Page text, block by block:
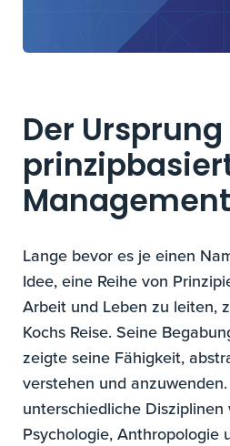
Der
Lange bevor es je einen
Idee, eine Reihe von
Arbeit und Leben zu leiten,
Kochs Reise. Seine
zeigte seine Fähigkeit,
verstehen und
unterschiedliche
Psychologie, Anthropologie